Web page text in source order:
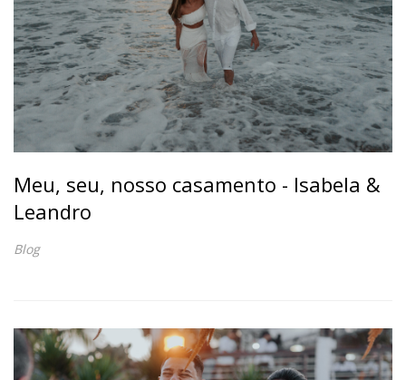
Meu, seu, nosso casamento - Isabela &
Leandro
Blog